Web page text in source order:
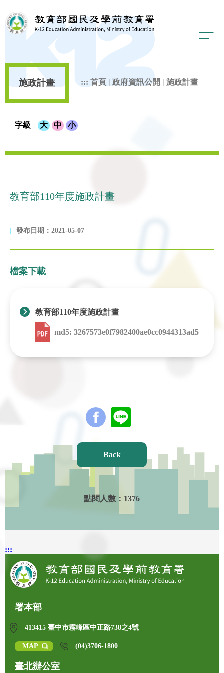
施政計畫 ::: 首頁 | 政府資訊公開 | 施政計畫
字級 大 中 小
教育部110年度施政計畫
發布日期：2021-05-07
檔案下載
教育部110年度施政計畫
md5: 3267573e0f7982400ae0cc0944313ad5
Back
點閱人數： 1376
:::
署本部
413415 臺中市霧峰區中正路738之4號
MAP (04)3706-1800
臺北辦公室